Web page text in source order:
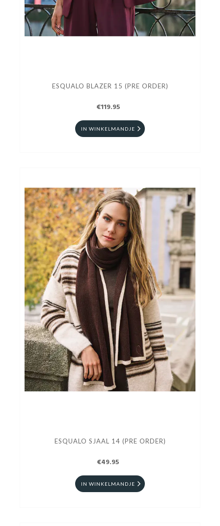
ESQUALO BLAZER 15 (PRE ORDER)
€119.95
IN WINKELMANDJE
ESQUALO SJAAL 14 (PRE ORDER)
€49.95
IN WINKELMANDJE